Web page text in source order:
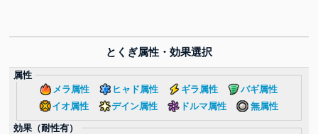
とくぎ属性・効果選択
属性
メラ属性
ヒャド属性 ギラ属性
バギ属性
イオ属性
デイン属性 ドルマ属性 無属性
効果（耐性有）